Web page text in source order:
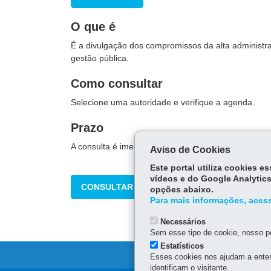
O que é
É a divulgação dos compromissos da alta
gestão pública.
Como consultar
Selecione uma autoridade e verifique a agenda.
Prazo
A consulta é imediata.
CONSULTAR
Aviso de Cookies
Este portal utiliza cookies
vídeos e do Google
opções abaixo.
Para mais informações,
Necessários
Sem esse tipo de cookie, nosso
Estatísticos
Esses cookies nos ajudam a
identificam o visitante.